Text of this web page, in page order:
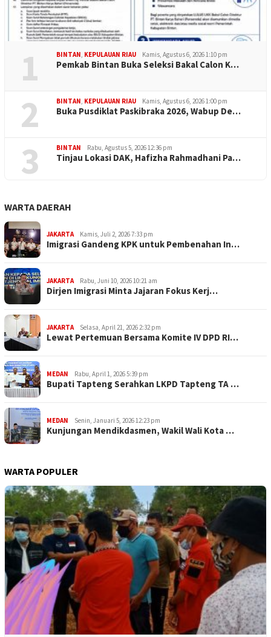
1 BINTAN, KEPULAUAN RIAU Kamis, Agustus 6, 2026 1:10 pm
Pemkab Bintan Buka Seleksi Bakal Calon K…
2 BINTAN, KEPULAUAN RIAU Kamis, Agustus 6, 2026 1:00 pm
Buka Pusdiklat Paskibraka 2026, Wabup De…
3 BINTAN Rabu, Agustus 5, 2026 12:36 pm
Tinjau Lokasi DAK, Hafizha Rahmadhani Pa…
WARTA DAERAH
JAKARTA Kamis, Juli 2, 2026 7:33 pm
Imigrasi Gandeng KPK untuk Pembenahan In…
JAKARTA Rabu, Juni 10, 2026 10:21 am
Dirjen Imigrasi Minta Jajaran Fokus Kerj…
JAKARTA Selasa, April 21, 2026 2:32 pm
Lewat Pertemuan Bersama Komite IV DPD RI…
MEDAN Rabu, April 1, 2026 5:39 pm
Bupati Tapteng Serahkan LKPD Tapteng TA …
MEDAN Senin, Januari 5, 2026 12:23 pm
Kunjungan Mendikdasmen, Wakil Wali Kota …
WARTA POPULER